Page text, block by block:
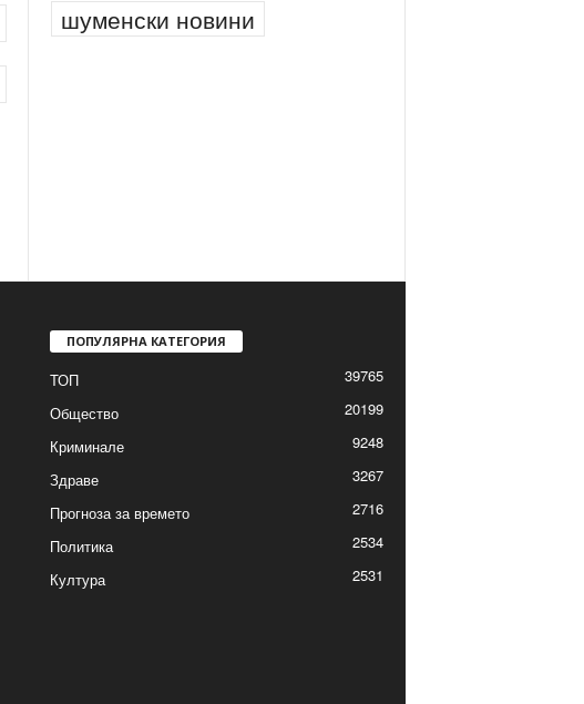
шуменски новини
ПОПУЛЯРНА КАТЕГОРИЯ
ТОП
39765
Общество
20199
Криминале
9248
Здраве
3267
Прогноза за времето
2716
Политика
2534
Култура
2531